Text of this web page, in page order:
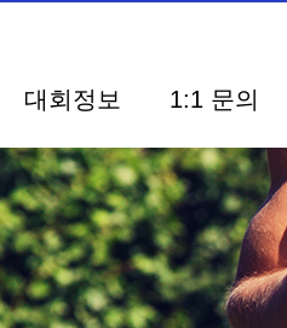
대회정보 1:1 문의